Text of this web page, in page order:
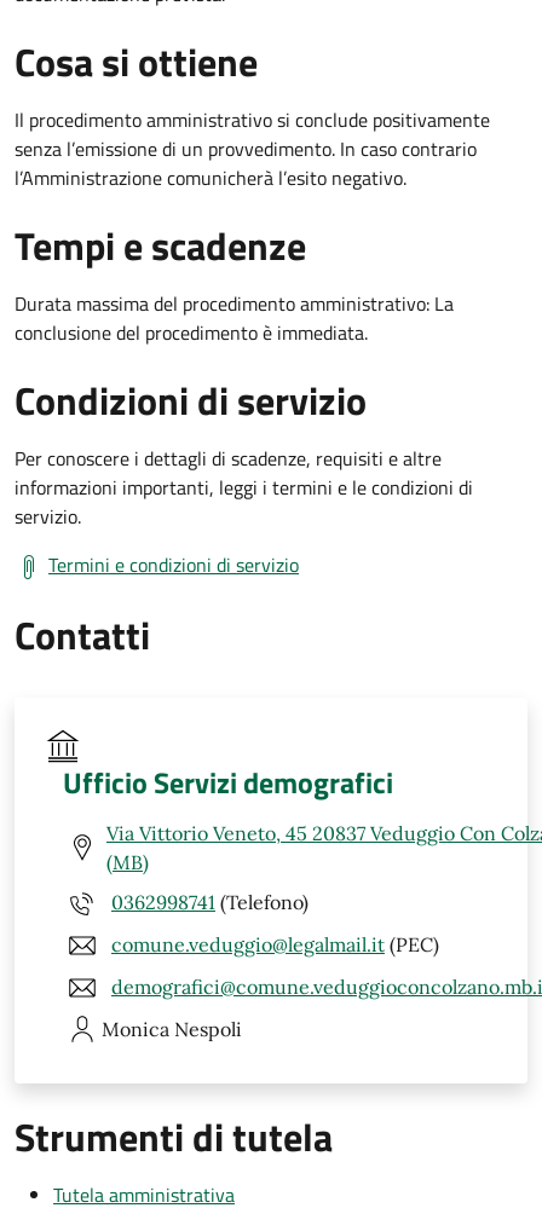
Cosa si ottiene
Il procedimento amministrativo si conclude positivamente
senza l’emissione di un provvedimento. In caso contrario
l’Amministrazione comunicherà l’esito negativo.
Tempi e scadenze
Durata massima del procedimento amministrativo: La
conclusione del procedimento è immediata.
Condizioni di servizio
Per conoscere i dettagli di scadenze, requisiti e altre
informazioni importanti, leggi i termini e le condizioni di
servizio.
Termini e condizioni di servizio
Contatti
Ufficio Servizi demografici
Via Vittorio Veneto, 45 20837 Veduggio Con
(MB)
0362998741 (Telefono)
comune.veduggio@legalmail.it (PEC)
Monica Nespoli
Strumenti di tutela
Tutela amministrativa